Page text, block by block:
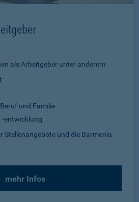
als Arbeitgeber unter anderem
und Familie
-entwicklung
Stellenangebote und die Barmenia
mehr Infos